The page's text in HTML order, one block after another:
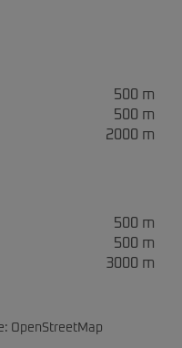
500 m
500 m
2000 m
500 m
500 m
3000 m
OpenStreetMap